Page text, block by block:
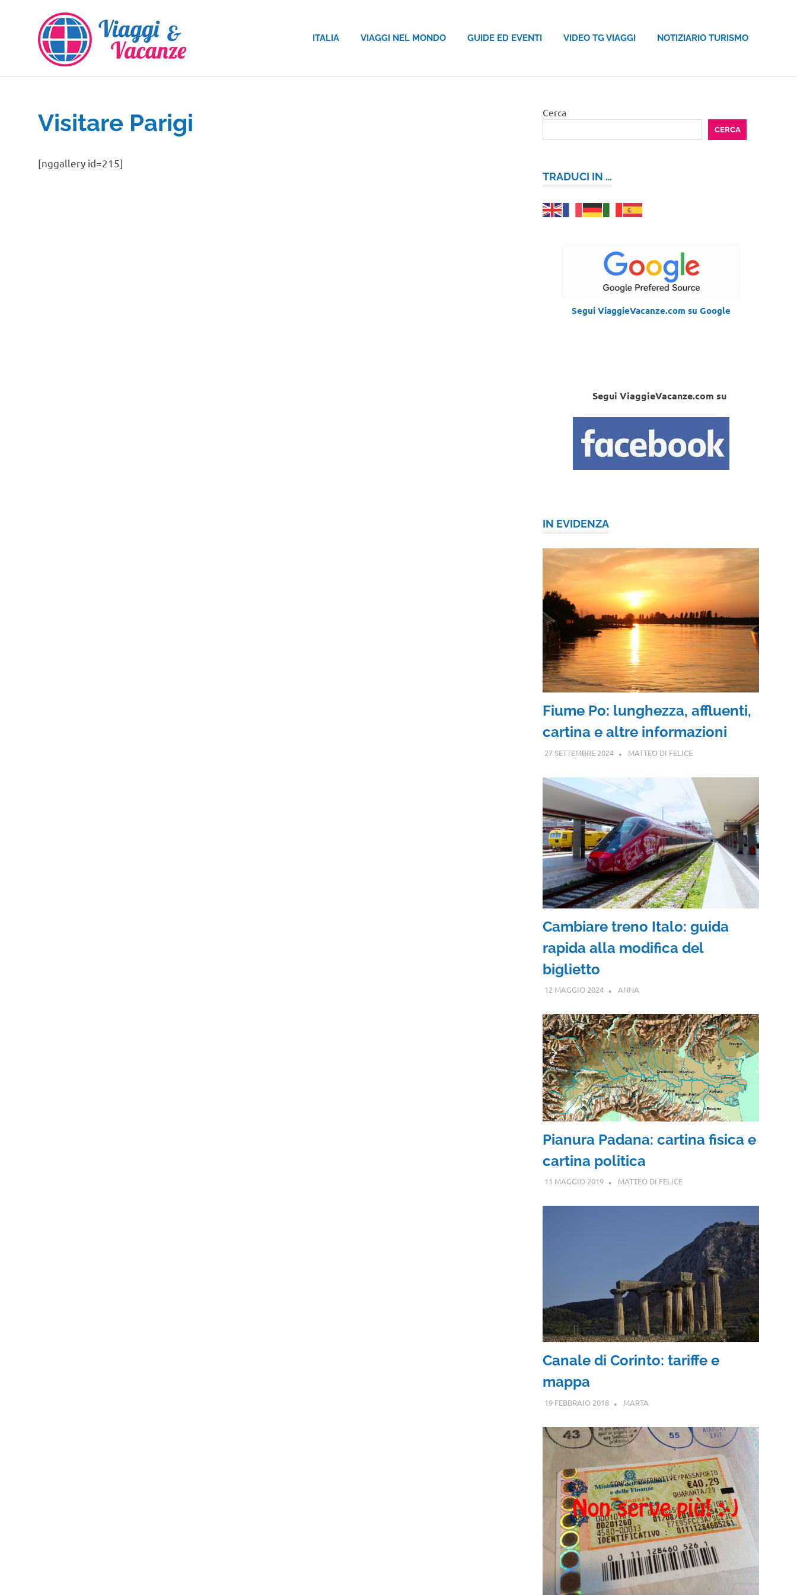
contenuto
ITALIA VIAGGI NEL MONDO GUIDE ED EVENTI VIDEO TG VIAGGI NOTIZIARIO TURISMO
Visitare Parigi
[nggallery id=215]
Cerca
CERCA
TRADUCI IN …
Segui ViaggieVacanze.com su Google
Segui ViaggieVacanze.com su
IN EVIDENZA
Fiume Po: lunghezza, affluenti,
cartina e altre informazioni
27 SETTEMBRE 2024 MATTEO DI FELICE
Cambiare treno Italo: guida
rapida alla modifica del
biglietto
12 MAGGIO 2024 ANNA
Pianura Padana: cartina fisica e
cartina politica
11 MAGGIO 2019 MATTEO DI FELICE
Canale di Corinto: tariffe e
mappa
19 FEBBRAIO 2018 MARTA